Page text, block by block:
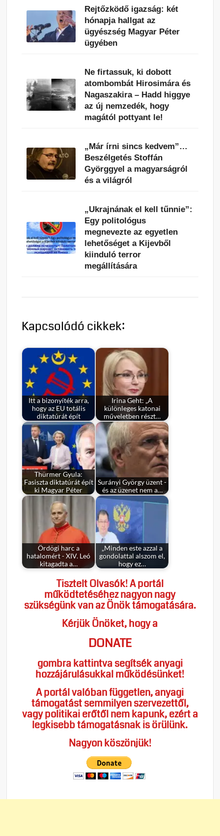
Rejtőzködő igazság: két
hónapja hallgat az
ügyészség Magyar Péter
ügyében
Ne firtassuk, ki dobott
atombombát Hirosimára és
Nagaszakira – Hadd higgye
az új nemzedék, hogy
magától pottyant le!
„Már írni sincs kedvem”…
Beszélgetés Stoffán
Györggyel a magyarságról
és a világról
„Ukrajnának el kell tűnnie”:
Egy politológus
megnevezte az egyetlen
lehetőséget a Kijevből
kiinduló terror
megállítására
Kapcsolódó cikkek:
Itt a bizonyíték arra,
hogy az EU totális
diktatúrát épít
Irina Geht: „A
különleges katonai
műveletben részt…
Thürmer Gyula:
Fasiszta diktatúrát épít
ki Magyar Péter
Surányi György üzent -
és az üzenet nem a…
Ördögi harc a
hatalomért - XIV. Leó
kitagadta a…
„Minden este azzal a
gondolattal alszom el,
hogy ez…
Tisztelt Olvasók! A portál
működtetéséhez nagyon nagy
szükségünk van az Önök támogatására.
Kérjük Önöket, hogy a
DONATE
gombra kattintva segítsék anyagi
hozzájárulásukkal működésünket!
A portál valóban független, anyagi
támogatást semmilyen szervezettől,
vagy politikai erőtől nem kapunk, ezért a
legkisebb támogatásnak is örülünk.
Nagyon köszönjük!